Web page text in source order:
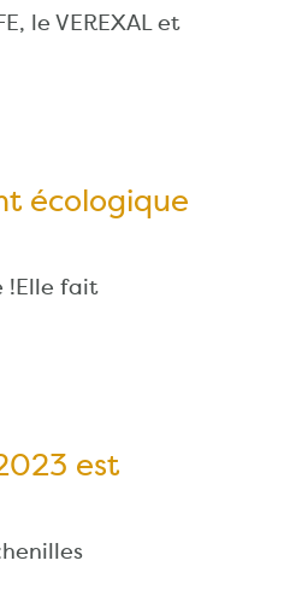
le VEREXAL et
écologique
!Elle fait
est